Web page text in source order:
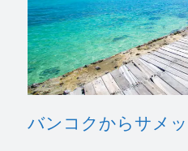
バンコクからサメ